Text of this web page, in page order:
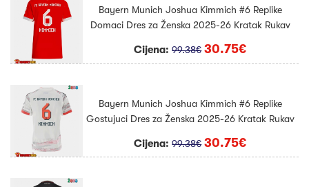
Bayern Munich Joshua Kimmich #6 Replike
Domaci Dres za Ženska 2025-26 Kratak Rukav
Cijena:99.38€ 30.75€
Bayern Munich Joshua Kimmich #6 Replike
Gostujuci Dres za Ženska 2025-26 Kratak Rukav
Cijena:99.38€ 30.75€